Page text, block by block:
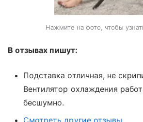
Нажмите на фото, чтобы
В отзывах пишут:
Подставка отличная, не
Вентилятор охлаждения
бесшумно.
Смотреть другие отзывы